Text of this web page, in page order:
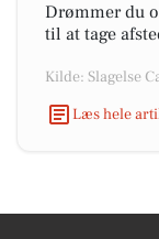
Drømmer du
til at tage
Kilde: Slagelse
Læs hele